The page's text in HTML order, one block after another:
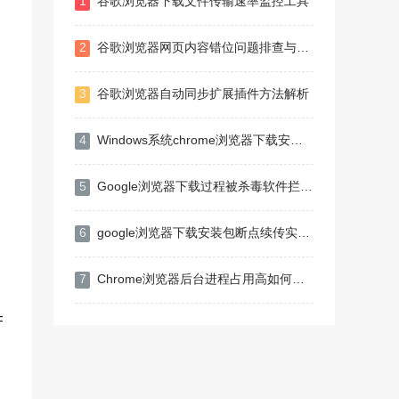
2 谷歌浏览器网页内容错位问题排查与修复
3 谷歌浏览器自动同步扩展插件方法解析
4 Windows系统chrome浏览器下载安装及扩展开发入门教程
5 Google浏览器下载过程被杀毒软件拦截解决法
6 google浏览器下载安装包断点续传实现方法
7 Chrome浏览器后台进程占用高如何解决